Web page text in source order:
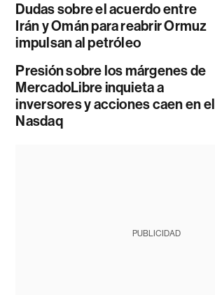
Dudas sobre el acuerdo entre
Irán y Omán para reabrir Ormuz
impulsan al petróleo
Presión sobre los márgenes de
MercadoLibre inquieta a
inversores y acciones caen en el
Nasdaq
PUBLICIDAD